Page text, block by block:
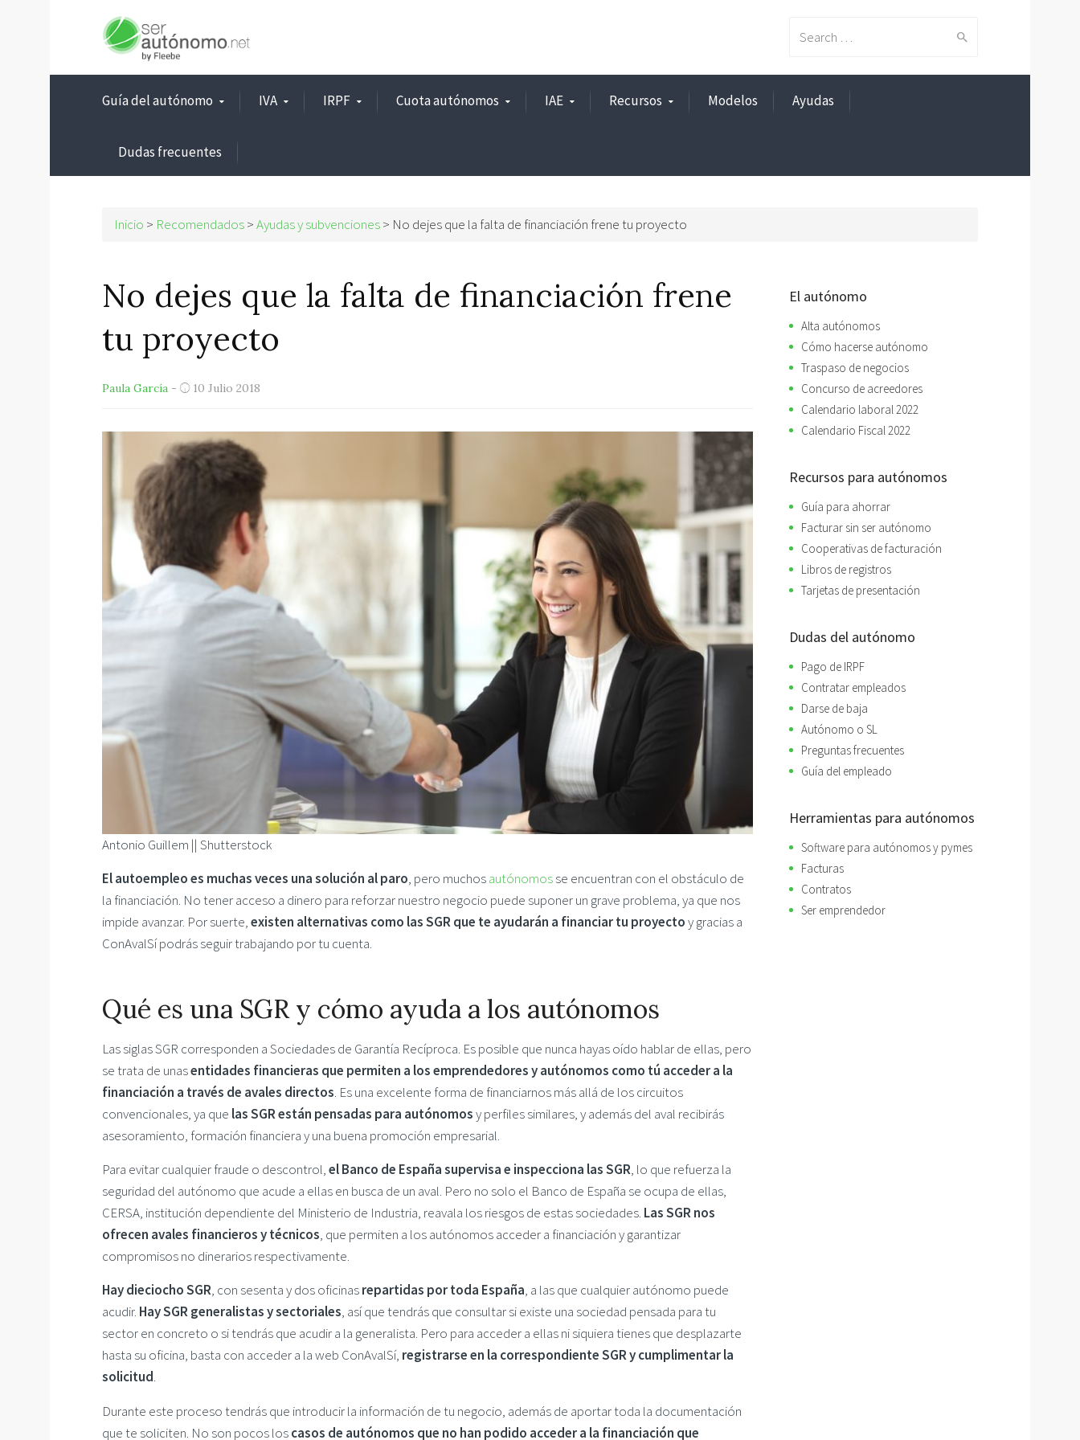
for:
Guía del autónomo IVA IRPF Cuota autónomos IAE Recursos Modelos Ayudas
Dudas frecuentes
Inicio > Recomendados>Ayudas y subvenciones> No dejes que la falta de financiación frene tu proyecto
No dejes que la falta de financiación frene
tu proyecto
Paula García - 10 Julio 2018
Antonio Guillem || Shutterstock
El autoempleo es muchas veces una solución al paro, pero muchosautónomosse encuentran con el obstáculo de
la financiación. No tener acceso a dinero para reforzar nuestro negocio puede suponer un grave problema, ya que nos
impide avanzar. Por suerte,existen alternativas como las SGR que te ayudarán a financiar tu proyectoy gracias a
ConAvalSí podrás seguir trabajando por tu cuenta.
Qué es una SGR y cómo ayuda a los autónomos
Las siglas SGR corresponden a Sociedades de Garantía Recíproca. Es posible que nunca hayas oído hablar de ellas, pero
se trata de unasentidades financieras que permiten a los emprendedores y autónomos como tú acceder a la
financiación a través de avales directos. Es una excelente forma de financiarnos más allá de los circuitos
convencionales, ya que las SGR están pensadas para autónomosy perfiles similares, y además del aval recibirás
asesoramiento, formación financiera y una buena promoción empresarial.
Para evitar cualquier fraude o descontrol,el Banco de España supervisa e inspecciona las SGR, lo que refuerza la
seguridad del autónomo que acude a ellas en busca de un aval. Pero no solo el Banco de España se ocupa de ellas,
CERSA, institución dependiente del Ministerio de Industria, reavala los riesgos de estas sociedades. Las SGR nos
ofrecen avales financieros y técnicos, que permiten a los autónomos acceder a financiación y garantizar
compromisos no dinerarios respectivamente.
Hay dieciocho SGR, con sesenta y dos oficinasrepartidas por toda España, a las que cualquier autónomo puede
acudir. Hay SGR generalistas y sectoriales, así que tendrás que consultar si existe una sociedad pensada para tu
sector en concreto o si tendrás que acudir a la generalista. Pero para acceder a ellas ni siquiera tienes que desplazarte
hasta su oficina, basta con acceder a la web ConAvalSí, registrarse en la correspondiente SGR y cumplimentar la
solicitud.
Durante este proceso tendrás que introducir la información de tu negocio, además de aportar toda la documentación
que te soliciten. No son pocos loscasos de autónomos que no han podido acceder a la financiación que
El autónomo
Alta autónomos
Cómo hacerse autónomo
Traspaso de negocios
Concurso de acreedores
Calendario laboral 2022
Calendario Fiscal 2022
Recursos para autónomos
Guía para ahorrar
Facturar sin ser autónomo
Cooperativas de facturación
Libros de registros
Tarjetas de presentación
Dudas del autónomo
Pago de IRPF
Contratar empleados
Darse de baja
Autónomo o SL
Preguntas frecuentes
Guía del empleado
Herramientas para autónomos
Software para autónomos y pymes
Facturas
Contratos
Ser emprendedor